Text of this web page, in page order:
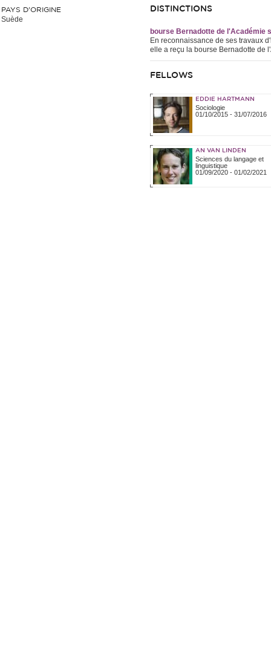
PAYS D'ORIGINE
Suède
DISTINCTIONS
bourse Bernadotte de l'Académie
En reconnaissance de ses travaux
elle a reçu la bourse Bernadotte de
FELLOWS
EDDIE HARTMANN
Sociologie
01/10/2015- 31/07/2016
AN VAN LINDEN
Sciences du langage et
linguistique
01/09/2020- 01/02/2021